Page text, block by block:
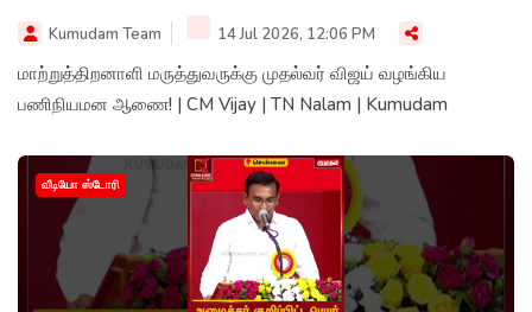
Kumudam Team 14 Jul 2026, 12:06 PM
மாற்றுத்திறனாளி மருத்துவருக்கு முதல்வர் விஜய் வழங்கிய
பணிநியமன ஆணை! | CM Vijay | TN Nalam | Kumudam
வீடியோ ஸ்டோரி